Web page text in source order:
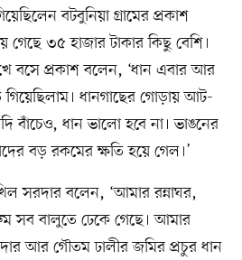
বটবুনিয়া গ্রামের প্রকাশ
গেছে ৩৫ হাজার টাকার কিছু বেশি।
বসে প্রকাশ বলেন, ‘ধান এবার আর
ধানগাছের গোড়ায় আট-
বাঁচেও, ধান ভালো হবে না। ভাঙনের
বড় রকমের ক্ষতি হয়ে গেল।’
সরদার বলেন, ‘আমার রন্নাঘর,
সব বালুতে ঢেকে গেছে। আমার
আর গৌতম ঢালীর জমির প্রচুর ধান